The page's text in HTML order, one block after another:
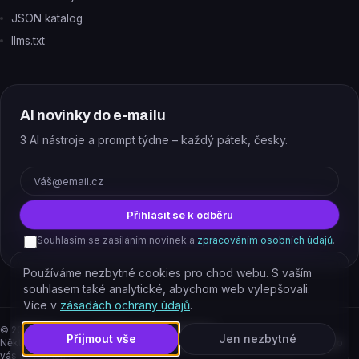
JSON katalog
llms.txt
AI novinky do e-mailu
3 AI nástroje a prompt týdne – každý pátek, česky.
Přihlásit se k odběru
Souhlasím se zasíláním novinek a zpracováním osobních údajů.
© 2026
EJAJ s.r.o. – všechna práva vyhrazena.
Některé odkazy jsou affiliate. Podporujete tím provoz katalogu, cena pro
vás se nemění.
Používáme nezbytné cookies pro chod webu. S vaším
souhlasem také analytické, abychom web vylepšovali.
Více v zásadách ochrany údajů.
Přijmout vše Jen nezbytné